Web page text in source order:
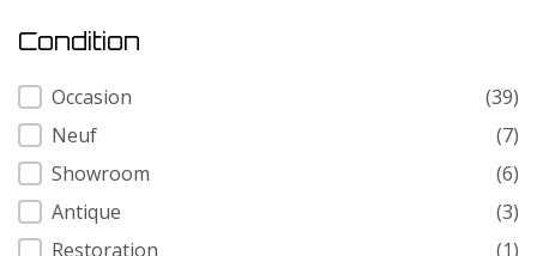
Condition
Condition
Occasion
(39)
Neuf
(7)
Showroom
(6)
Antique
(3)
Restoration
(1)